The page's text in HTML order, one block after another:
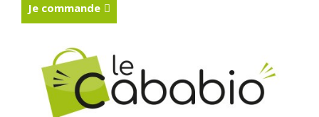
Je commande